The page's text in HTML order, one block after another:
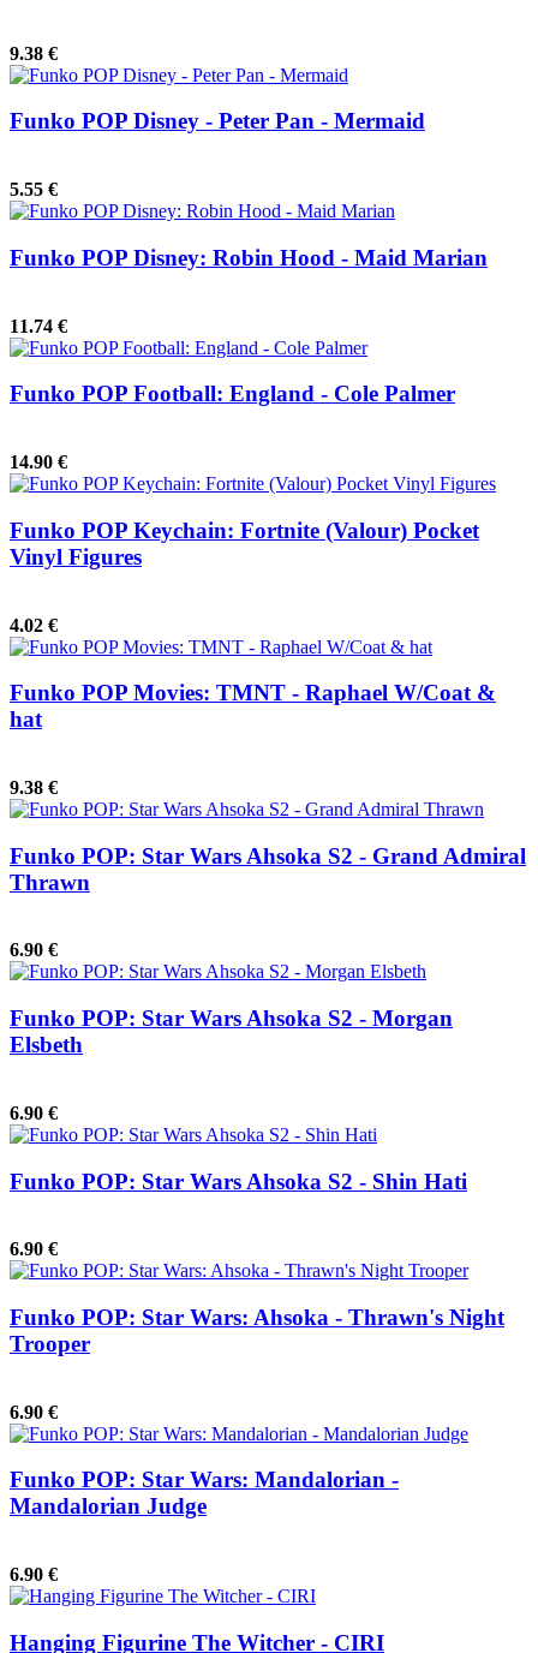
9.38 €
Funko POP Disney - Peter Pan - Mermaid
5.55 €
Funko POP Disney: Robin Hood - Maid Marian
11.74 €
Funko POP Football: England - Cole Palmer
14.90 €
Funko POP Keychain: Fortnite (Valour) Pocket
Vinyl Figures
4.02 €
Funko POP Movies: TMNT - Raphael W/Coat &
hat
9.38 €
Funko POP: Star Wars Ahsoka S2 - Grand Admiral
Thrawn
6.90 €
Funko POP: Star Wars Ahsoka S2 - Morgan
Elsbeth
6.90 €
Funko POP: Star Wars Ahsoka S2 - Shin Hati
6.90 €
Funko POP: Star Wars: Ahsoka - Thrawn's Night
Trooper
6.90 €
Funko POP: Star Wars: Mandalorian -
Mandalorian Judge
6.90 €
Hanging Figurine The Witcher - CIRI